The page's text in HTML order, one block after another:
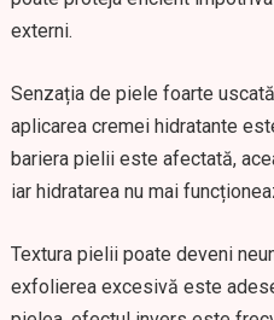
externi.
Senzația de piele foarte
aplicarea cremei hidratante
bariera pielii este afectată,
iar hidratarea nu mai
Textura pielii poate deveni
exfolierea excesivă este